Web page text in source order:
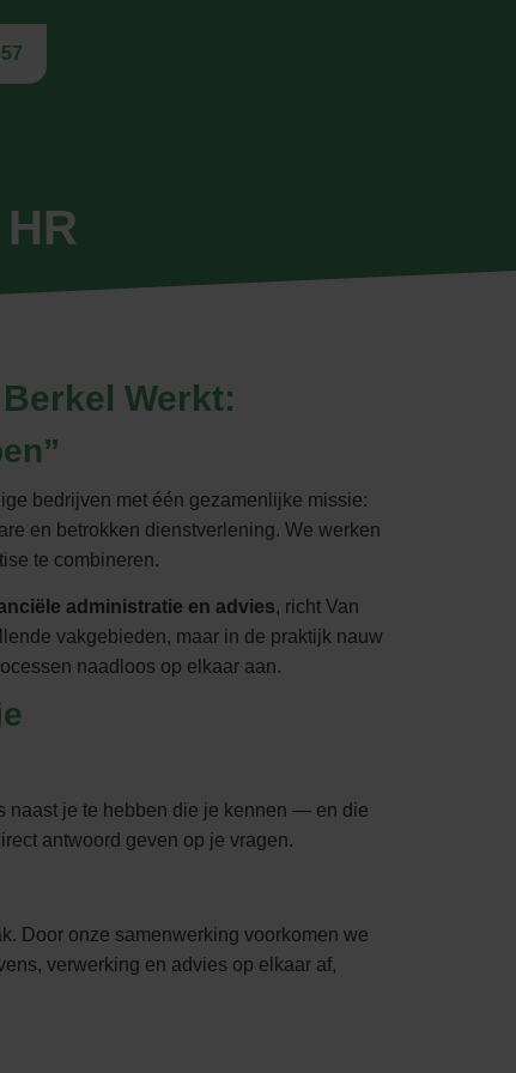
Werkt:
bedrijven met één gezamenlijke missie:
en betrokken dienstverlening. We werken
te combineren.
administratie en advies, richt Van
vakgebieden, maar in de praktijk nauw
naadloos op elkaar aan.
naast je te hebben die je kennen — en die
antwoord geven op je vragen.
Door onze samenwerking voorkomen we
verwerking en advies op elkaar af,